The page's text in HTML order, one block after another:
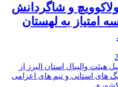
و شاگردانش
امتیاز به لهستان